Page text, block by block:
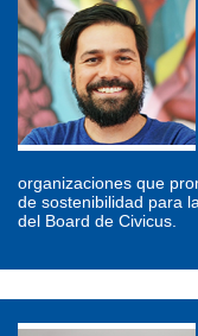
organizaciones que
de sostenibilidad para
del Board de Civicus.